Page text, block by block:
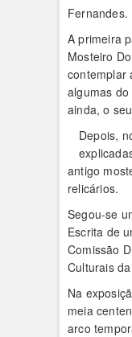
Fernandes.
A primeira
Mosteiro
contemplar
algumas
ainda, o
Depois,
antigo
relicários.
Segou-se
Escrita de
Comissão
Culturais
Na
meia
arco